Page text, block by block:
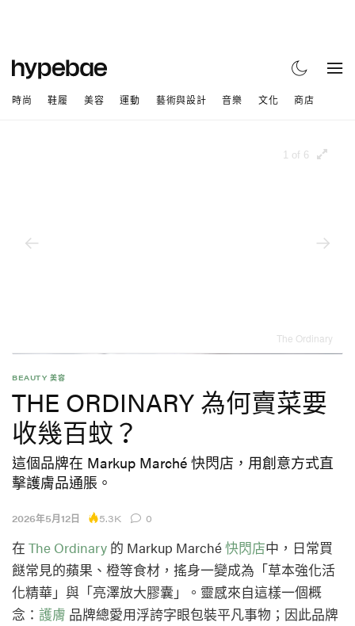
時尚 鞋履 美容 運動 藝術與設計 音樂 文化 商店
1 of 6
The Ordinary
BEAUTY 美容
THE ORDINARY 為何賣菜要
收幾百蚊？
這個品牌在 Markup Marché 快閃店，用創意方式直
擊護膚品通脹。
2026年5月12日 5.3K 0
在 The Ordinary 的 Markup Marché快閃店中，日常買
餸常見的蘋果、橙等食材，搖身一變成為「草本強化活
化精華」與「亮澤放大膠囊」。靈感來自這樣一個概
念： 護膚 品牌總愛用浮誇字眼包裝平凡事物；因此品牌